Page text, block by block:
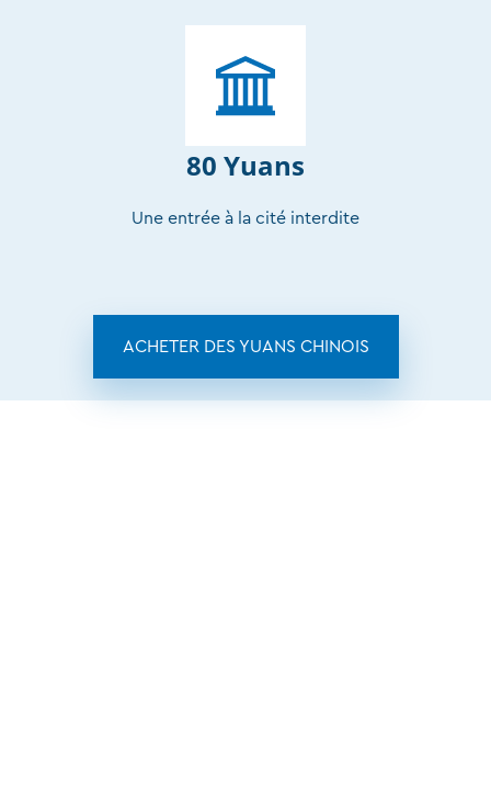
80 Yuans
Une entrée à la cité interdite
ACHETER DES YUANS CHINOIS